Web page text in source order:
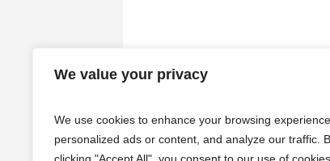
We value your privacy
We use cookies to enhance your browsing
personalized ads or content, and analyze our traffic.